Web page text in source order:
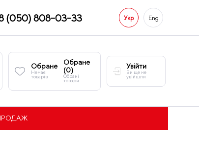
(050) 808-03-33 Укр Eng
Обране
Немає
товарів
Обране
(0)
Обрані
товари
Увійти
Ви ще не
увійшли